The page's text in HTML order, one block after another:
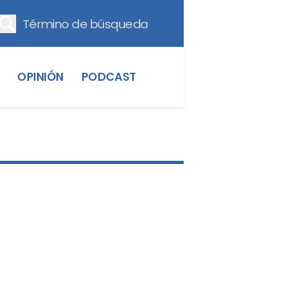
OPINIÓN PODCAST